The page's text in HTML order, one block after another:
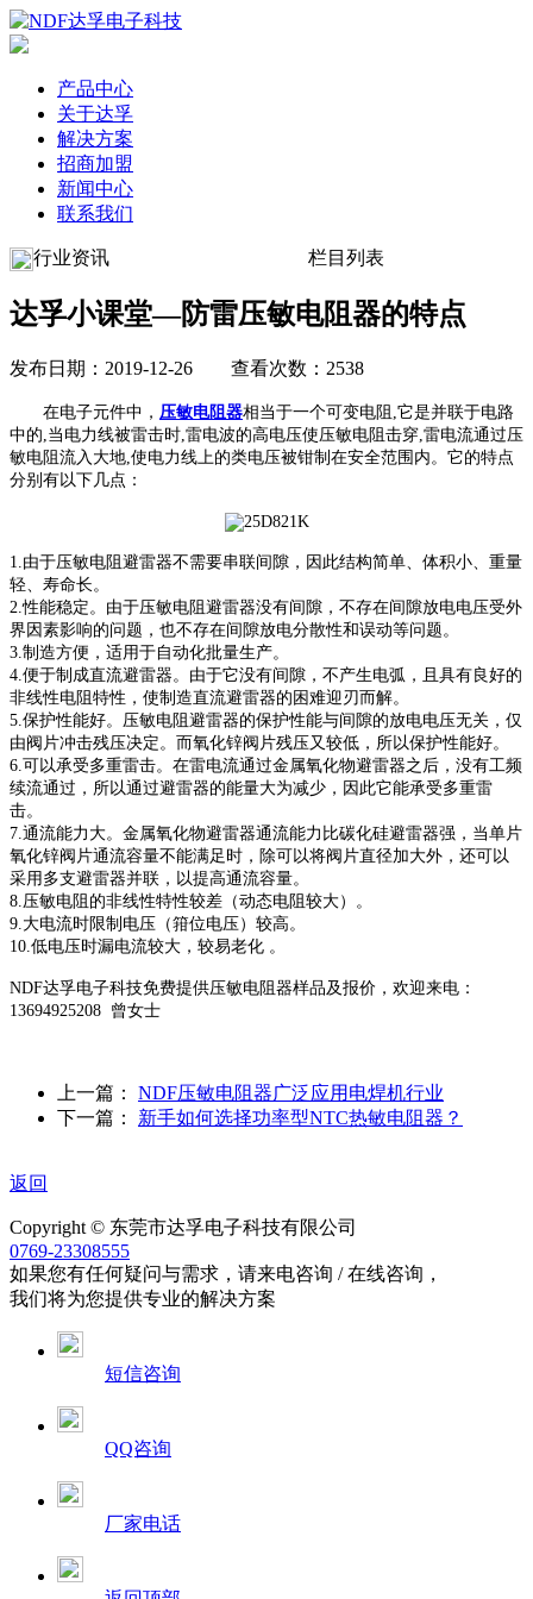
产品中心
关于达孚
解决方案
招商加盟
新闻中心
联系我们
行业资讯 栏目列表
达孚小课堂—防雷压敏电阻器的特点
发布日期：2019-12-26 查看次数：2538
在电子元件中， 压敏电阻器相当于一个可变电阻,它是并联于电路
中的,当电力线被雷击时,雷电波的高电压使压敏电阻击穿,雷电流通过压
敏电阻流入大地,使电力线上的类电压被钳制在安全范围内。它的特点
分别有以下几点：
1.由于压敏电阻避雷器不需要串联间隙，因此结构简单、体积小、重量
轻、寿命长。
2.性能稳定。由于压敏电阻避雷器没有间隙，不存在间隙放电电压受外
界因素影响的问题，也不存在间隙放电分散性和误动等问题。
3.制造方便，适用于自动化批量生产。
4.便于制成直流避雷器。由于它没有间隙，不产生电弧，且具有良好的
非线性电阻特性，使制造直流避雷器的困难迎刃而解。
5.保护性能好。压敏电阻避雷器的保护性能与间隙的放电电压无关，仅
由阀片冲击残压决定。而氧化锌阀片残压又较低，所以保护性能好。
6.可以承受多重雷击。在雷电流通过金属氧化物避雷器之后，没有工频
续流通过，所以通过避雷器的能量大为减少，因此它能承受多重雷
击。
7.通流能力大。金属氧化物避雷器通流能力比碳化硅避雷器强，当单片
氧化锌阀片通流容量不能满足时，除可以将阀片直径加大外，还可以
采用多支避雷器并联，以提高通流容量。
8.压敏电阻的非线性特性较差（动态电阻较大）。
9.大电流时限制电压（箝位电压）较高。
10.低电压时漏电流较大，较易老化 。
NDF达孚电子科技免费提供压敏电阻器样品及报价，欢迎来电：
13694925208 曾女士
上一篇： NDF压敏电阻器广泛应用电焊机行业
下一篇： 新手如何选择功率型NTC热敏电阻器？
返回
Copyright © 东莞市达孚电子科技有限公司
0769-23308555
如果您有任何疑问与需求，请来电咨询 / 在线咨询，
我们将为您提供专业的解决方案
短信咨询
QQ咨询
厂家电话